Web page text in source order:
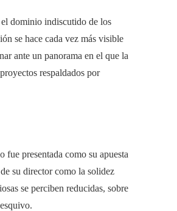
dominio indiscutido de los
se hace cada vez más visible
ante un panorama en el que la
respaldados por
presentada como su apuesta
su director como la solidez
se perciben reducidas, sobre